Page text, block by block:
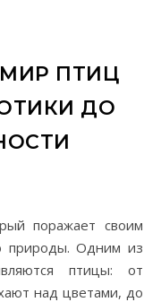
ПТИЦ
ДО
природы. Одним из
птицы: от
над цветами, до